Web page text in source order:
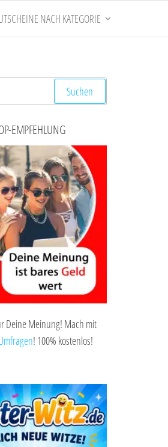
NACH KATEGORIE
EMPFEHLUNG
Deine Meinung! Mach mit
! 100% kostenlos!